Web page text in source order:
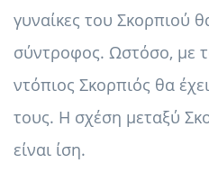
γυναίκες του Σκορπιού
σύντροφος. Ωστόσο, με
ντόπιος Σκορπιός θα
τους. Η σχέση μεταξύ
είναι ίση.